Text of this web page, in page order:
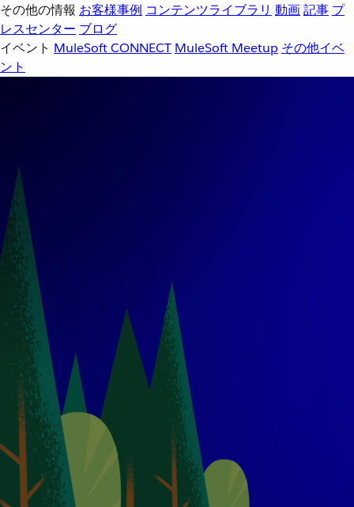
その他の情報 お客様事例 コンテンツライブラリ 動画記事 プ
レスセンター ブログ
イベント MuleSoft CONNECT MuleSoft Meetup その他イベ
ント